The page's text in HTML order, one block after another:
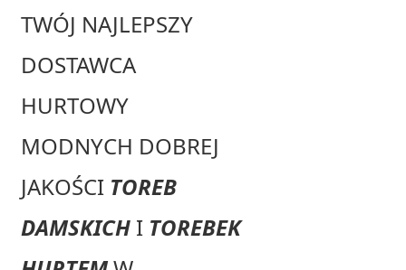
TWÓJ NAJLEPSZY
DOSTAWCA
HURTOWY
MODNYCH DOBREJ
JAKOŚCI TOREB
DAMSKICH I TOREBEK